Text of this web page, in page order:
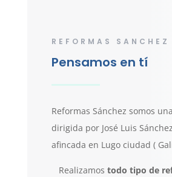
REFORMAS SANCHEZ
Pensamos en tí
Reformas Sánchez somos
dirigida por José Luis
afincada en Lugo ciudad (
Realizamos todo tipo de